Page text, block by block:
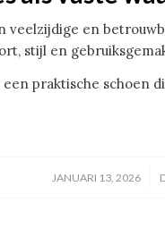
veelzijdige en
stijl en
praktische schoen
JANUARI 13, 2026
/